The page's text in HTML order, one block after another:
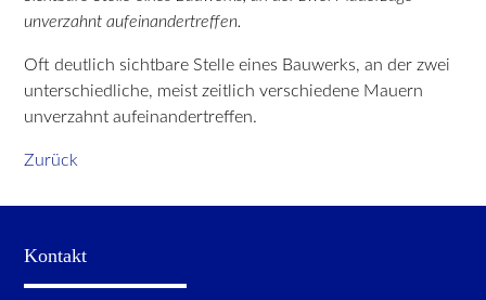
unverzahnt aufeinandertreffen.
Oft deutlich sichtbare Stelle eines Bauwerks, an der zwei
unterschiedliche, meist zeitlich verschiedene Mauern
unverzahnt aufeinandertreffen.
Zurück
Kontakt